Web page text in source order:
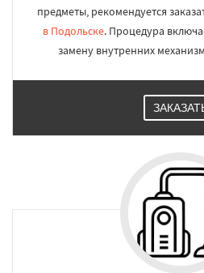
предметы, рекомендуется
в Подольске. Процедура
замену внутренних